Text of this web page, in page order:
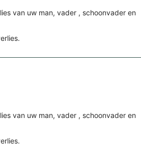
van uw man, vader , schoonvader en
van uw man, vader , schoonvader en